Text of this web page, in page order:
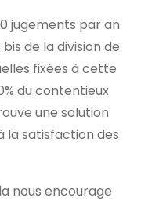
jugements par an
de la division de
fixées à cette
du contentieux
une solution
la satisfaction des
nous encourage